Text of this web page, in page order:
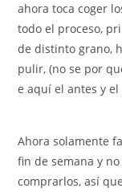
ahora toca coger
todo el proceso,
de distinto grano,
pulir, (no se por
e aquí el antes y el
Ahora solamente
fin de semana y
comprarlos, así